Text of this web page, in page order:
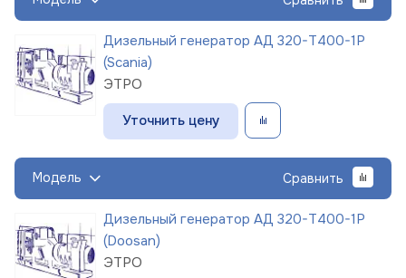
Дизельный генератор АД 320-Т400-1Р
(Scania)
ЭТРО
Уточнить цену
Модель Сравнить
Дизельный генератор АД 320-Т400-1Р
(Doosan)
ЭТРО